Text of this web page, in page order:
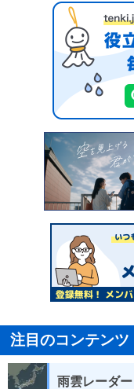
注目のコンテンツ
雨雲レーダー